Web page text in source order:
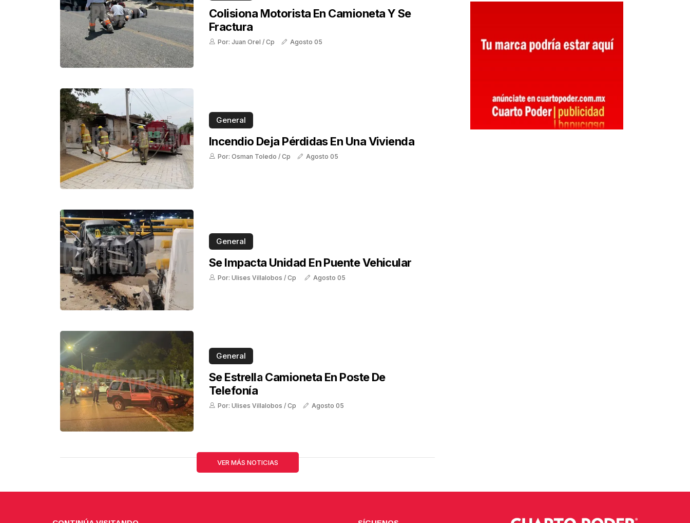
Colisiona Motorista En Camioneta Y Se
Fractura
Por: Juan Orel / Cp Agosto 05
General
Incendio Deja Pérdidas En Una Vivienda
Por: Osman Toledo / Cp Agosto 05
General
Se Impacta Unidad En Puente Vehicular
Por: Ulises Villalobos / Cp Agosto 05
General
Se Estrella Camioneta En Poste De
Telefonía
Por: Ulises Villalobos / Cp Agosto 05
VER MÁS NOTICIAS